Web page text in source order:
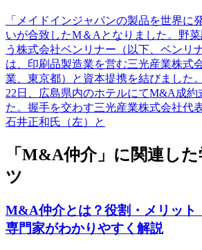
「メイドインジャパンの製品を世界に
いが合致したM＆Aとなりました。野
う株式会社ベンリナー（以下、ベンリ
は、印刷品製造業を営む三光産業株式
業、東京都）と資本提携を結びました
22日、広島県内のホテルにてM&A成約
た。握手を交わす三光産業株式会社代
石井正和氏（左）と
「M&A仲介」に関連し
ツ
M&A仲介とは？役割・メリット
専門家がわかりやすく解説